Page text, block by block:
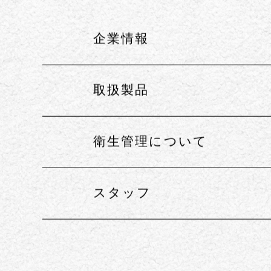
さんよう観光につ
企業情報
取扱製品
衛生管理について